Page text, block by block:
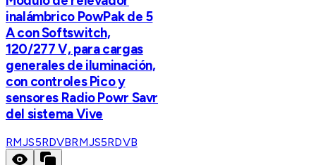
inalámbrico PowPak de 5
A con Softswitch,
120/277 V, para cargas
generales de iluminación,
con controles Pico y
sensores Radio Powr Savr
del sistema Vive
RMJS5RDVBRMJS5RDVB